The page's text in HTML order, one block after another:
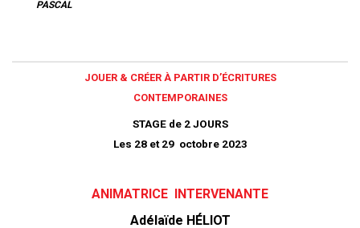
PASCAL
JOUER & CRÉER À PARTIR D’ÉCRITURES
CONTEMPORAINES
STAGE de 2JOURS
Les 28 et 29 octobre 2023
ANIMATRICE INTERVENANTE
Adélaïde HÉLIOT